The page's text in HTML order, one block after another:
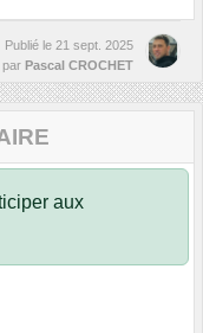
Publié le 21 sept. 2025
par Pascal CROCHET
aux